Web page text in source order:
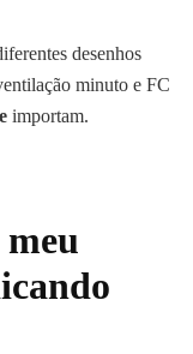
desenhos
minuto e FC
importam.
meu